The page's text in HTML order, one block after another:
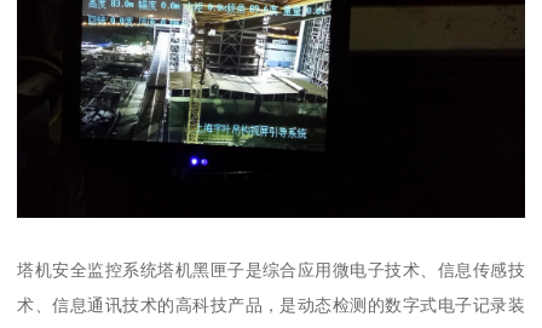
塔机安全监控系统塔机黑匣子是综合应用微电子技术、信息传感技
术、信息通讯技术的高科技产品，是动态检测的数字式电子记录装